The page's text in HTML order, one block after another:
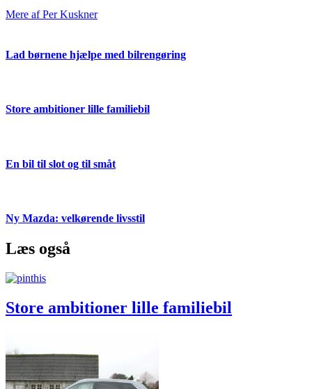
Mere af Per Kuskner
Lad børnene hjælpe med bilrengøring
Store ambitioner lille familiebil
En bil til slot og til småt
Ny Mazda: velkørende livsstil
Læs også
Store ambitioner lille familiebil